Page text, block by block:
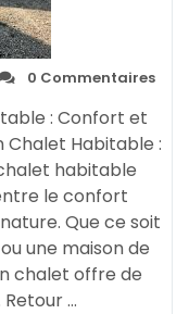
0 Commentaires
: Confort et
Chalet Habitable :
habitable
le confort
Que ce soit
une maison de
chalet offre de
…